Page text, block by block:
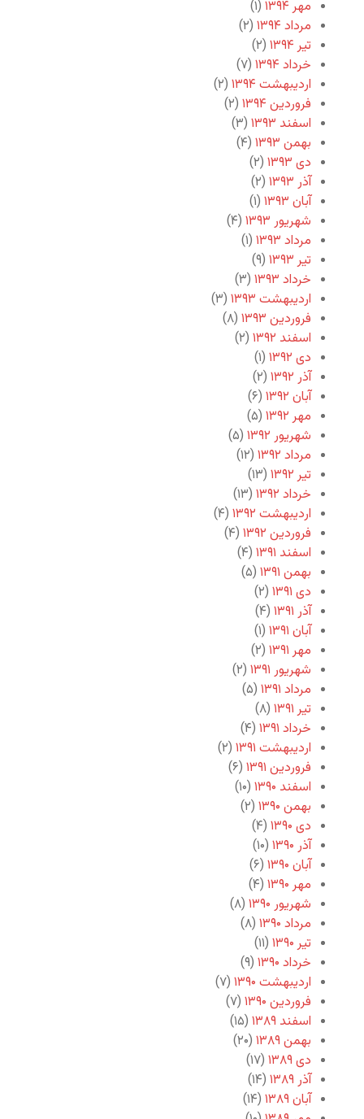
مهر ۱۳۹۴
(۱)
مرداد ۱۳۹۴
(۲)
تیر ۱۳۹۴
(۲)
خرداد ۱۳۹۴
(۷)
اردیبهشت ۱۳۹۴
(۲)
فروردین ۱۳۹۴
(۲)
اسفند ۱۳۹۳
(۳)
بهمن ۱۳۹۳
(۴)
دی ۱۳۹۳
(۲)
آذر ۱۳۹۳
(۲)
آبان ۱۳۹۳
(۱)
شهریور ۱۳۹۳
(۴)
مرداد ۱۳۹۳
(۱)
تیر ۱۳۹۳
(۹)
خرداد ۱۳۹۳
(۳)
اردیبهشت ۱۳۹۳
(۳)
فروردین ۱۳۹۳
(۸)
اسفند ۱۳۹۲
(۲)
دی ۱۳۹۲
(۱)
آذر ۱۳۹۲
(۲)
آبان ۱۳۹۲
(۶)
مهر ۱۳۹۲
(۵)
شهریور ۱۳۹۲
(۵)
مرداد ۱۳۹۲
(۱۲)
تیر ۱۳۹۲
(۱۳)
خرداد ۱۳۹۲
(۱۳)
اردیبهشت ۱۳۹۲
(۴)
فروردین ۱۳۹۲
(۴)
اسفند ۱۳۹۱
(۴)
بهمن ۱۳۹۱
(۵)
دی ۱۳۹۱
(۲)
آذر ۱۳۹۱
(۴)
آبان ۱۳۹۱
(۱)
مهر ۱۳۹۱
(۲)
شهریور ۱۳۹۱
(۲)
مرداد ۱۳۹۱
(۵)
تیر ۱۳۹۱
(۸)
خرداد ۱۳۹۱
(۴)
اردیبهشت ۱۳۹۱
(۲)
فروردین ۱۳۹۱
(۶)
اسفند ۱۳۹۰
(۱۰)
بهمن ۱۳۹۰
(۲)
دی ۱۳۹۰
(۴)
آذر ۱۳۹۰
(۱۰)
آبان ۱۳۹۰
(۶)
مهر ۱۳۹۰
(۴)
شهریور ۱۳۹۰
(۸)
مرداد ۱۳۹۰
(۸)
تیر ۱۳۹۰
(۱۱)
خرداد ۱۳۹۰
(۹)
اردیبهشت ۱۳۹۰
(۷)
فروردین ۱۳۹۰
(۷)
اسفند ۱۳۸۹
(۱۵)
بهمن ۱۳۸۹
(۲۰)
دی ۱۳۸۹
(۱۷)
آذر ۱۳۸۹
(۱۴)
آبان ۱۳۸۹
(۱۴)